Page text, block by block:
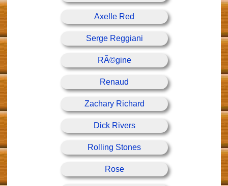
Axelle Red
Serge Reggiani
RÃ©gine
Renaud
Zachary Richard
Dick Rivers
Rolling Stones
Rose